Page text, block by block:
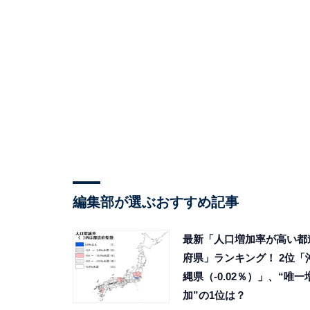
編集部が選ぶおすすめ記事
最新「人口増加率が高い都
府県」ランキング！ 2位「
縄県（-0.02％）」、“唯一
加”の1位は？